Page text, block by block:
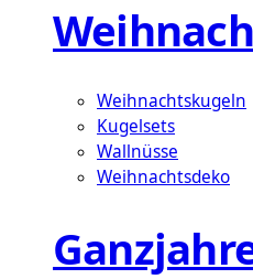
Weihnachtskugeln
Kugelsets
Wallnüsse
Weihnachtsdeko